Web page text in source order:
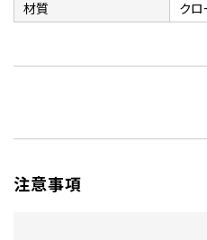
材質
クロ
注意事項